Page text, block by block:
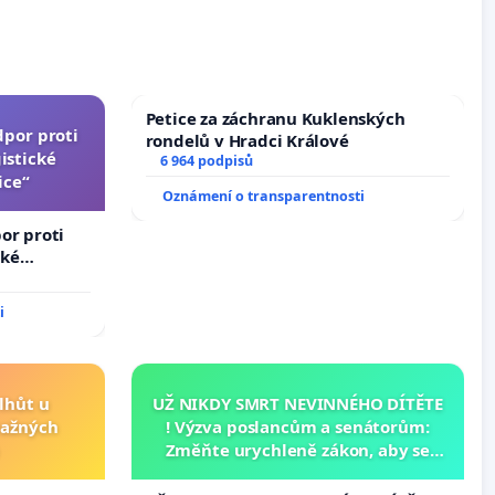
proti
proti
Petice za záchranu Kuklenských
rondelů v Hradci Králové
6 964 podpisů
Oznámení o transparentnosti
u
UŽ NIKDY SMRT NEVINNÉHO DÍTĚTE
! Výzva poslancům a senátorům:
Změňte urychleně zákon, aby se